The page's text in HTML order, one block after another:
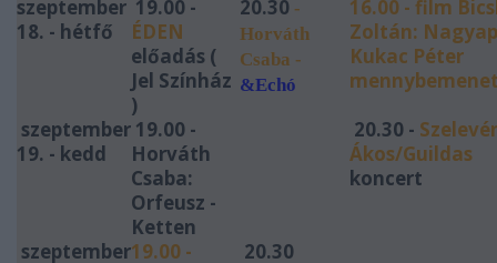
szeptember
18. - hétfő
19.00 -
ÉDEN
előadás (
Jel Színház
)
20.30 -
Horváth
Csaba -
&Echó
16.00 - film
Zoltán:
Kukac Péter
szeptember
19. - kedd
19.00 -
Horváth
Csaba:
Orfeusz -
Ketten
20.30 -
Ákos/Guildas
koncert
szeptember19.00 -
20.30